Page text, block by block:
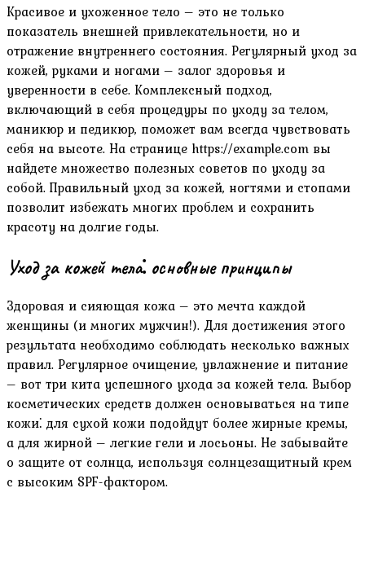
Красивое и ухоженное тело – это не только
показатель внешней привлекательности, но и
отражение внутреннего состояния. Регулярный уход за
кожей, руками и ногами – залог здоровья и
уверенности в себе. Комплексный подход,
включающий в себя процедуры по уходу за телом,
маникюр и педикюр, поможет вам всегда чувствовать
себя на высоте. На странице https://example.com вы
найдете множество полезных советов по уходу за
собой. Правильный уход за кожей, ногтями и стопами
позволит избежать многих проблем и сохранить
красоту на долгие годы.
Уход за кожей тела⁚ основные принципы
Здоровая и сияющая кожа – это мечта каждой
женщины (и многих мужчин!). Для достижения этого
результата необходимо соблюдать несколько важных
правил. Регулярное очищение, увлажнение и питание
– вот три кита успешного ухода за кожей тела. Выбор
косметических средств должен основываться на типе
кожи⁚ для сухой кожи подойдут более жирные кремы,
а для жирной – легкие гели и лосьоны. Не забывайте
о защите от солнца, используя солнцезащитный крем
с высоким SPF-фактором.